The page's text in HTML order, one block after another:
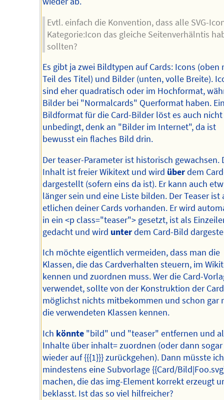
Evtl. einfach die Konvention, dass alle SVG-
Kategorie:Icon das gleiche Seitenverhälntis
sollten?
Es gibt ja zwei Bildtypen auf Cards: Icons (oben
Teil des Titel) und Bilder (unten, volle Breite).
sind eher quadratisch oder im Hochformat,
Bilder bei "Normalcards" Querformat haben.
Bildformat für die Card-Bilder löst es auch nicht
unbedingt, denk an "Bilder im Internet", da ist
bewusst ein flaches Bild drin.
Der teaser-Parameter ist historisch gewachsen.
Inhalt ist freier Wikitext und wird überdem
dargestellt (sofern eins da ist). Er kann auch
länger sein und eine Liste bilden. Der Teaser ist
etlichen deiner Cards vorhanden. Er wird
in ein <p class="teaser"> gesetzt, ist als
gedacht und wird unterdem Card-Bild
Ich möchte eigentlich vermeiden, dass man die
Klassen, die das Cardverhalten steuern, im
kennen und zuordnen muss. Wer die Card-
verwendet, sollte von der Konstruktion der
möglichst nichts mitbekommen und schon gar
die verwendeten Klassen kennen.
Ich könnte"bild" und "teaser" entfernen und
Inhalte über inhalt= zuordnen (oder dann sogar
wieder auf {{{1}}} zurückgehen). Dann müsste
mindestens eine Subvorlage {{Card/
machen, die das img-Element korrekt erzeugt
beklasst. Ist das so viel hilfreicher?